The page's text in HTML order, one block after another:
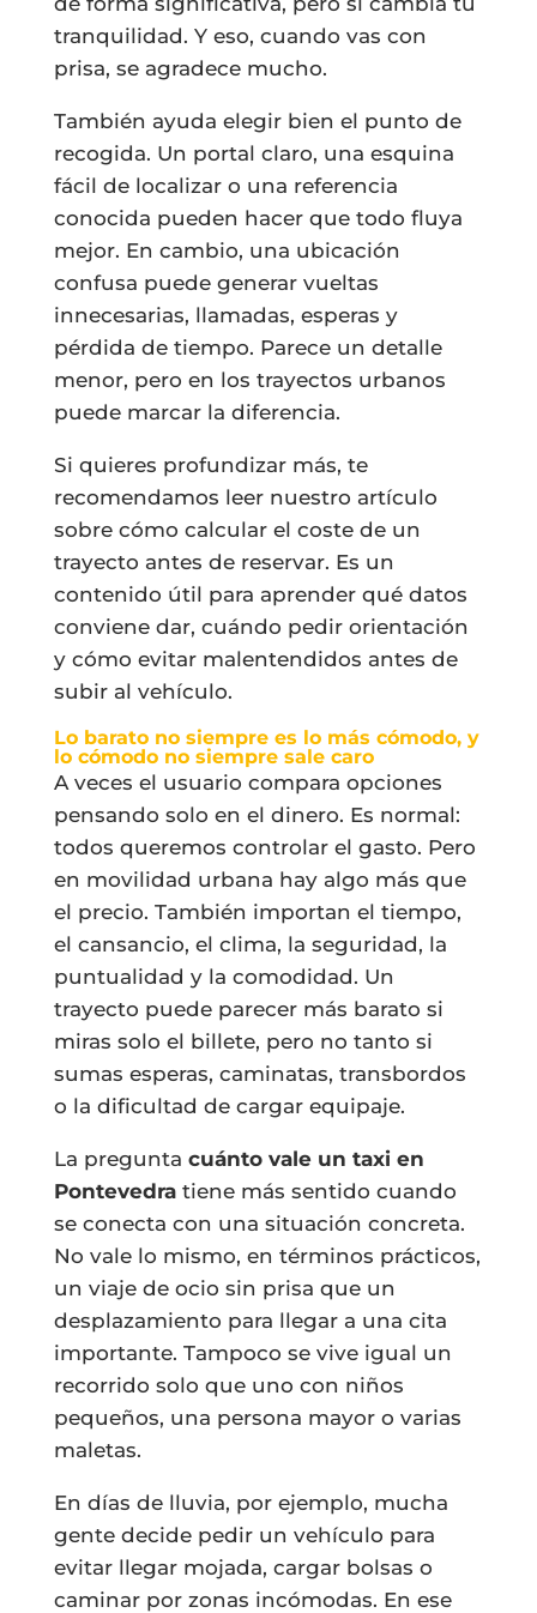
tranquilidad. Y eso, cuando vas con
prisa, se agradece mucho.
También ayuda elegir bien el punto de
recogida. Un portal claro, una esquina
fácil de localizar o una referencia
conocida pueden hacer que todo fluya
mejor. En cambio, una ubicación
confusa puede generar vueltas
innecesarias, llamadas, esperas y
pérdida de tiempo. Parece un detalle
menor, pero en los trayectos urbanos
puede marcar la diferencia.
Si quieres profundizar más, te
recomendamos leer nuestro artículo
sobre cómo calcular el coste de un
trayecto antes de reservar. Es un
contenido útil para aprender qué datos
conviene dar, cuándo pedir orientación
y cómo evitar malentendidos antes de
subir al vehículo.
Lo barato no siempre es lo más cómodo, y
lo cómodo no siempre sale caro
A veces el usuario compara opciones
pensando solo en el dinero. Es normal:
todos queremos controlar el gasto. Pero
en movilidad urbana hay algo más que
el precio. También importan el tiempo,
el cansancio, el clima, la seguridad, la
puntualidad y la comodidad. Un
trayecto puede parecer más barato si
miras solo el billete, pero no tanto si
sumas esperas, caminatas, transbordos
o la dificultad de cargar equipaje.
La pregunta cuánto vale un taxi en
Pontevedratiene más sentido cuando
se conecta con una situación concreta.
No vale lo mismo, en términos prácticos,
un viaje de ocio sin prisa que un
desplazamiento para llegar a una cita
importante. Tampoco se vive igual un
recorrido solo que uno con niños
pequeños, una persona mayor o varias
maletas.
En días de lluvia, por ejemplo, mucha
gente decide pedir un vehículo para
evitar llegar mojada, cargar bolsas o
caminar por zonas incómodas. En ese